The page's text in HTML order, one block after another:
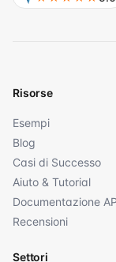
Risorse
Esempi
Blog
Casi di Successo
Aiuto & Tutorial
Documentazione
Recensioni
Settori